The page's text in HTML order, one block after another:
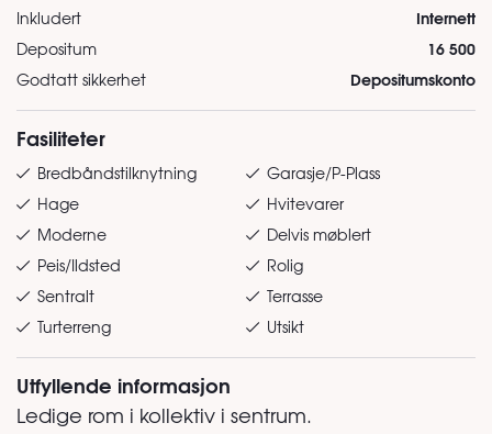
Inkludert Internett
Depositum 16 500
Godtatt sikkerhet Depositumskonto
Fasiliteter
Bredbåndstilknytning
Garasje/P-Plass
Hage
Hvitevarer
Moderne
Delvis møblert
Peis/Ildsted
Rolig
Sentralt
Terrasse
Turterreng
Utsikt
Utfyllende informasjon
Ledige rom i kollektiv i sentrum.